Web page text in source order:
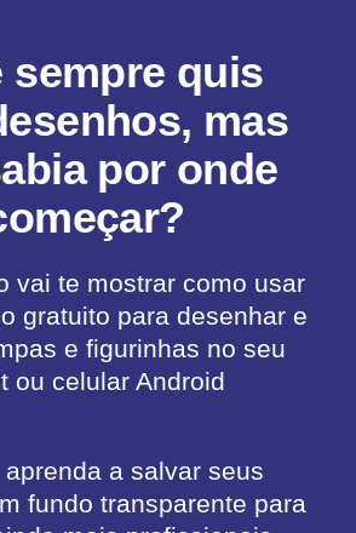
sempre quis
mas
por onde
vai te mostrar como usar
gratuito para desenhar e
e figurinhas no seu
ou celular Android
aprenda a salvar seus
fundo transparente para